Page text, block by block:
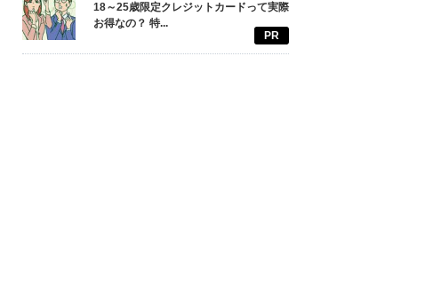
18～25歳限定クレジットカードって実際
お得なの？ 特...
PR